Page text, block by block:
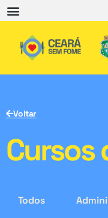
Voltar
Cursos
Todos